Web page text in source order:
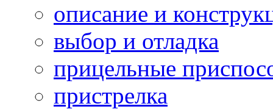
описание и
выбор и отладка
прицельные
пристрелка